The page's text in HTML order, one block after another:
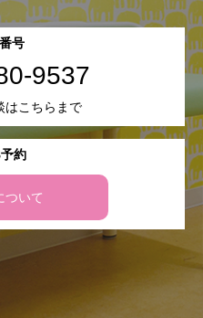
約
ついて
号
9537
はこちらまで